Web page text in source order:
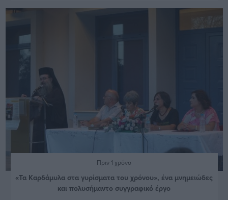
Πριν 1 χρόνο
«Τα Καρδάμυλα στα γυρίσματα του χρόνου», ένα μνημειώδες
και πολυσήμαντο συγγραφικό έργο